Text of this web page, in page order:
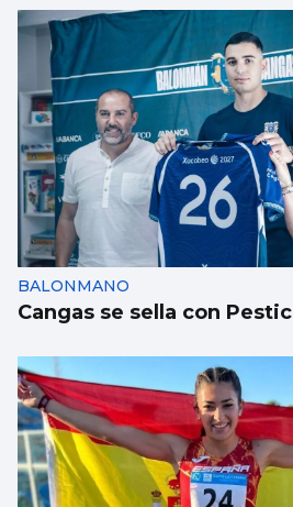
BALONMANO
Cangas se sella con Pestic